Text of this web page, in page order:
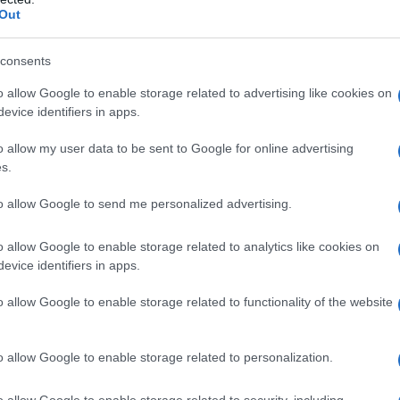
allow Google to enable storage related to advertising like cookies on
identifiers in apps.
allow my user data to be sent to Google for online advertising
allow Google to send me personalized advertising.
allow Google to enable storage related to analytics like cookies on
identifiers in apps.
allow Google to enable storage related to functionality of the website
allow Google to enable storage related to personalization.
τα παραπάνω, η έκδοση του πιστοποιητικού δεν
κύκλου, αλλά κατ’ έτος, για όλους όσοι
αναφέρει το Υπουργείο Παιδείας για τους
Υπουργείο Παιδείας επισημαίνει ότι η έκδοση των
η οποία περιλαμβάνει διαδοχικές ενέργειες